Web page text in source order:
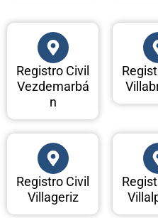
Registro Civil
Vezdemarbá
n
Registro Civil
Villageriz